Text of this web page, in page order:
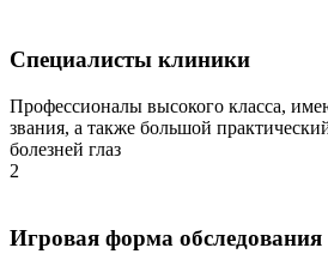
Специалисты клиники
Профессионалы высокого класса,
звания, а также большой
болезней глаз
2
Игровая форма обследования